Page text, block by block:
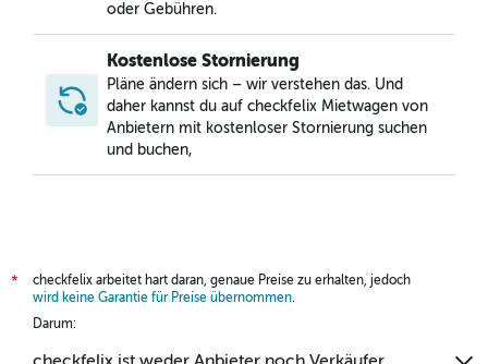
oder Gebühren.
Kostenlose Stornierung
Pläne ändern sich – wir verstehen das. Und
daher kannst du auf checkfelix Mietwagen von
Anbietern mit kostenloser Stornierung suchen
und buchen,
*
checkfelix arbeitet hart daran, genaue Preise zu erhalten, jedoch
wird keine Garantie für Preise übernommen.
Darum: